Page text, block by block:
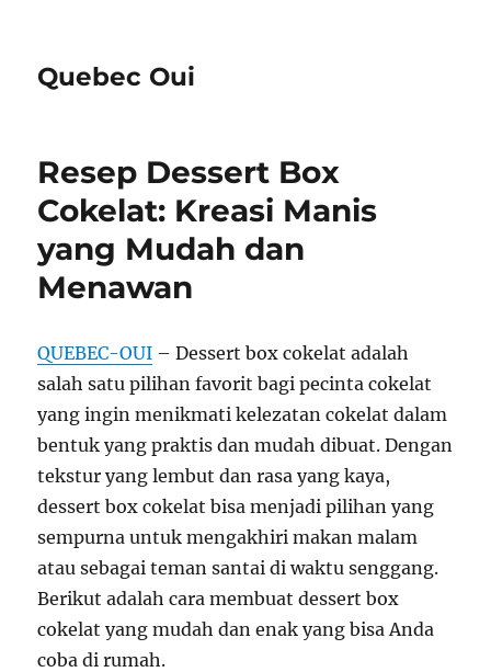
Quebec Oui
Resep Dessert Box
Cokelat: Kreasi Manis
yang Mudah dan
Menawan
QUEBEC-OUI – Dessert box cokelat adalah
salah satu pilihan favorit bagi pecinta cokelat
yang ingin menikmati kelezatan cokelat dalam
bentuk yang praktis dan mudah dibuat. Dengan
tekstur yang lembut dan rasa yang kaya,
dessert box cokelat bisa menjadi pilihan yang
sempurna untuk mengakhiri makan malam
atau sebagai teman santai di waktu senggang.
Berikut adalah cara membuat dessert box
cokelat yang mudah dan enak yang bisa Anda
coba di rumah.